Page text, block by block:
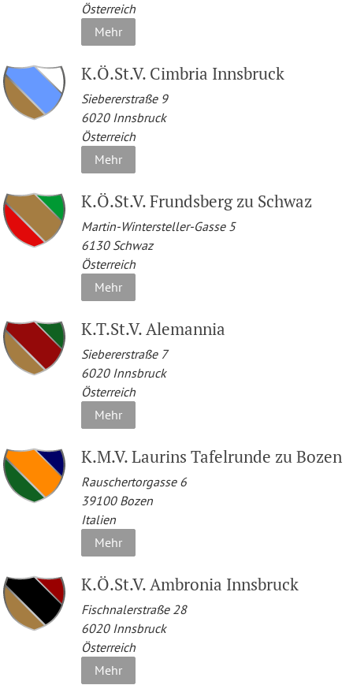
Österreich
Mehr
K.Ö.St.V. Cimbria Innsbruck
Siebererstraße 9
6020 Innsbruck
Österreich
Mehr
K.Ö.St.V. Frundsberg zu Schwaz
Martin-Wintersteller-Gasse 5
6130 Schwaz
Österreich
Mehr
K.T.St.V. Alemannia
Siebererstraße 7
6020 Innsbruck
Österreich
Mehr
K.M.V. Laurins Tafelrunde zu Bozen
Rauschertorgasse 6
39100 Bozen
Italien
Mehr
K.Ö.St.V. Ambronia Innsbruck
Fischnalerstraße 28
6020 Innsbruck
Österreich
Mehr